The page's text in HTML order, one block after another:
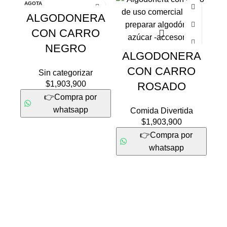
AGOTA
ALGODONERA
CON CARRO
NEGRO
Sin categorizar
$1,903,900
👉Compra por
whatsapp
ALGODONERA
CON CARRO
ROSADO
Comida Divertida
$1,903,900
👉Compra por
whatsapp